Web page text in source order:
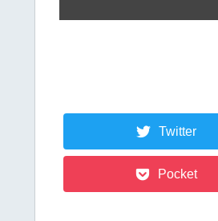
Twitter
Pocket